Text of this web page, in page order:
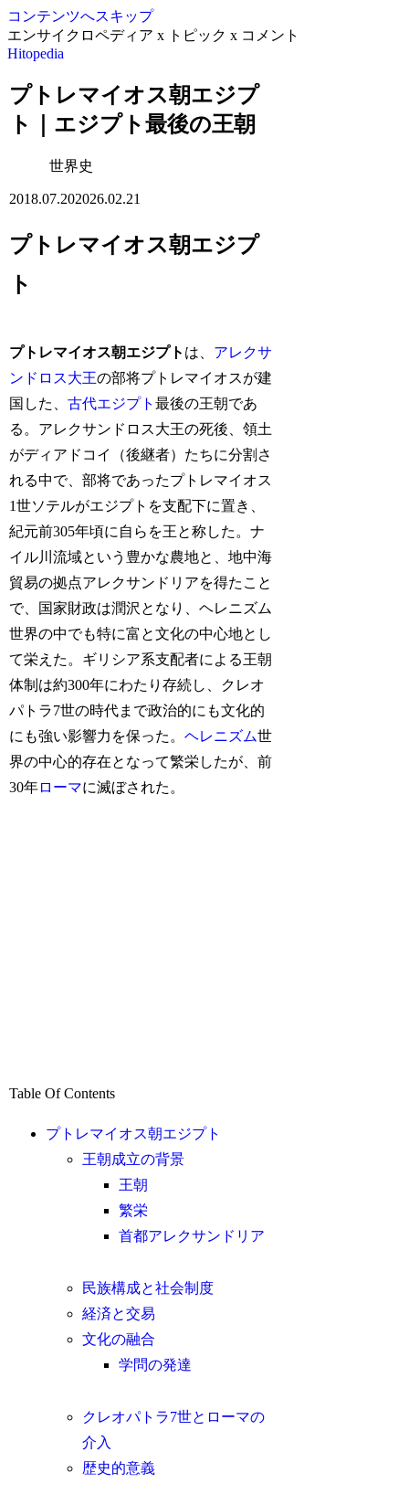
コンテンツへスキップ
エンサイクロペディア x トピック x コメント
Hitopedia
プトレマイオス朝エジプ
ト｜エジプト最後の王朝
世界史
2018.07.202026.02.21
プトレマイオス朝エジプ
ト
プトレマイオス朝エジプト は、 アレクサ
ンドロス大王の部将プトレマイオスが建
国した、古代エジプト最後の王朝であ
る。アレクサンドロス大王の死後、領土
がディアドコイ（後継者）たちに分割さ
れる中で、部将であったプトレマイオス
1世ソテルがエジプトを支配下に置き、
紀元前305年頃に自らを王と称した。ナ
イル川流域という豊かな農地と、地中海
貿易の拠点アレクサンドリアを得たこと
で、国家財政は潤沢となり、ヘレニズム
世界の中でも特に富と文化の中心地とし
て栄えた。ギリシア系支配者による王朝
体制は約300年にわたり存続し、クレオ
パトラ7世の時代まで政治的にも文化的
にも強い影響力を保った。ヘレニズム世
界の中心的存在となって繁栄したが、前
30年ローマに滅ぼされた。
Table Of Contents
プトレマイオス朝エジプト
王朝成立の背景
王朝
繁栄
首都アレクサンドリア
民族構成と社会制度
経済と交易
文化の融合
学問の発達
クレオパトラ7世とローマの
介入
歴史的意義